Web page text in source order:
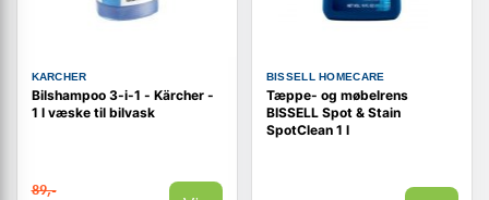
KARCHER
Bilshampoo 3-i-1 - Kärcher -
1 l væske til bilvask
89,-
BISSELL HOMECARE
Tæppe- og møbelrens
BISSELL Spot & Stain
SpotClean 1 l